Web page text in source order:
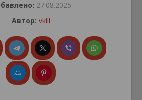
27.08.2025
Автор: vkill